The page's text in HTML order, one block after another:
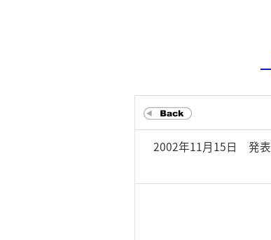
2002年11月15日 発表